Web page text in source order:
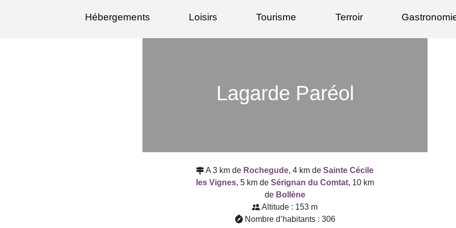
Hébergements Loisirs Tourisme Terroir
Lagarde Paréol
A 3 km de Rochegude, 4 km deSainte Cécile
les Vignes, 5 km de Sérignan du Comtat, 10 km
de Bollène
Altitude : 153 m
Nombre d’habitants : 306